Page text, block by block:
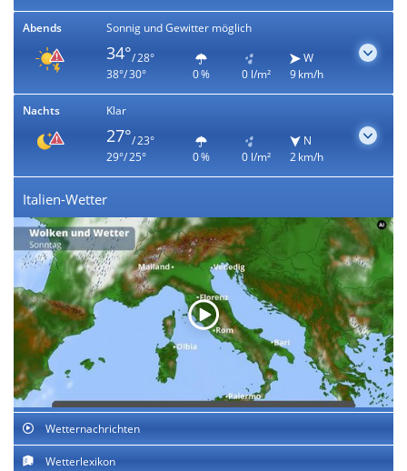
Abends Sonnig und Gewitter möglich
34°/ 28°
38°/ 30°
0 % 0 l/m²
W
9 km/h
Nachts Klar
27°/ 23°
29°/ 25°
0 % 0 l/m²
N
2 km/h
Italien-Wetter
Wetternachrichten
Wetterlexikon